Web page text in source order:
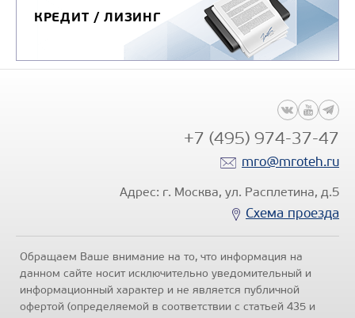
КРЕДИТ / ЛИЗИНГ
+7 (495) 974-37-47
mro@mroteh.ru
Адрес: г. Москва, ул. Расплетина, д.5
Схема проезда
Обращаем Ваше внимание на то, что информация на
данном сайте носит исключительно уведомительный и
информационный характер и не является публичной
офертой (определяемой в соответствии с статьей 435 и